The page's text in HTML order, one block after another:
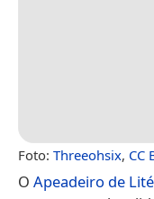
Foto: Threeohsix, CC
O Apeadeiro de